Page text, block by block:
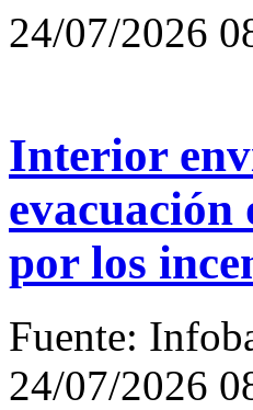
24/07/2026
Interior
evacuación
por los
Fuente:
24/07/2026